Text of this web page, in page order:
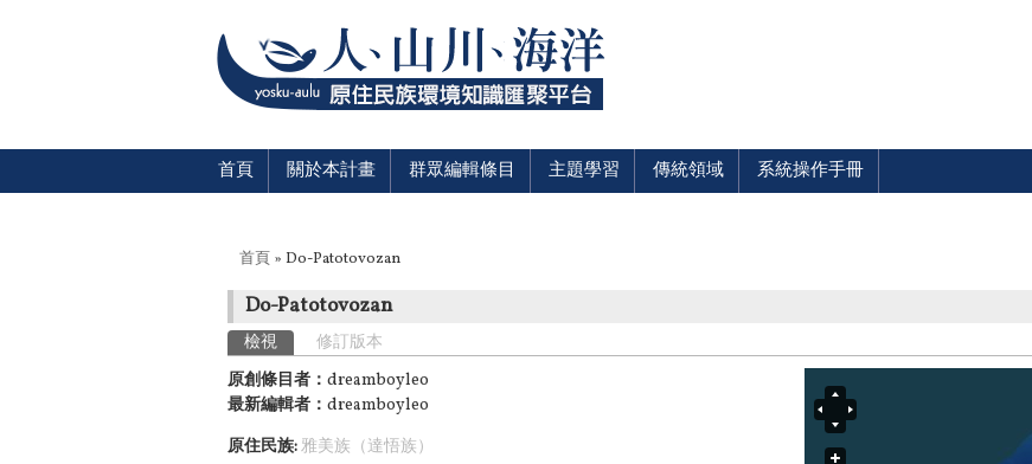
首頁 關於本計畫 群眾編輯條目 主題學習 傳統領域 系統操作手冊
您在這裡
首頁 » Do-Patotovozan
Do-Patotovozan
主要索引標籤
檢視 (作用中頁籤)
修訂版本
原創條目者： dreamboyleo
最新編輯者： dreamboyleo
原住民族:雅美族（達悟族）